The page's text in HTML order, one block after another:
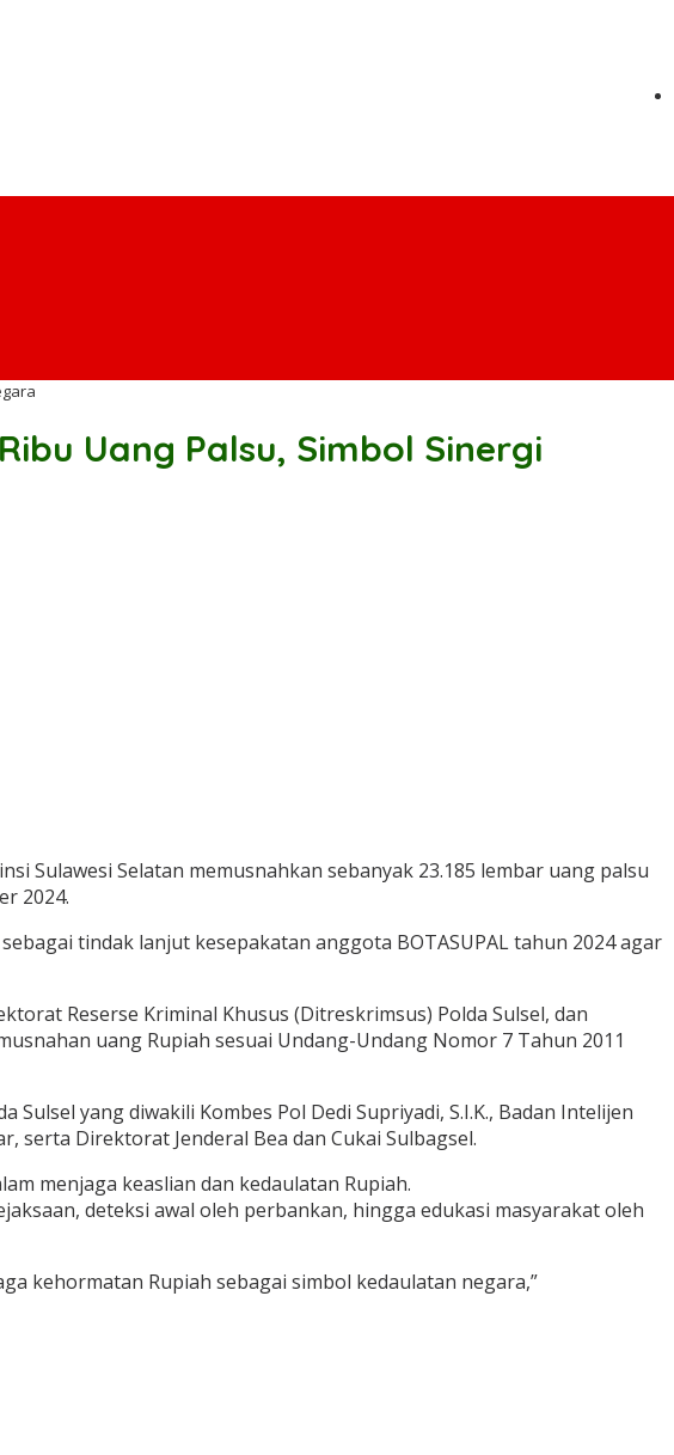
Uang Palsu, Simbol Sinergi
Sulawesi Selatan memusnahkan sebanyak 23.185 lembar uang palsu
2024.
tindak lanjut kesepakatan anggota BOTASUPAL tahun 2024 agar
Reserse Kriminal Khusus (Ditreskrimsus) Polda Sulsel, dan
uang Rupiah sesuai Undang-Undang Nomor 7 Tahun 2011
yang diwakili Kombes Pol Dedi Supriyadi, S.I.K., Badan Intelijen
serta Direktorat Jenderal Bea dan Cukai Sulbagsel.
menjaga keaslian dan kedaulatan Rupiah.
deteksi awal oleh perbankan, hingga edukasi masyarakat oleh
kehormatan Rupiah sebagai simbol kedaulatan negara,”